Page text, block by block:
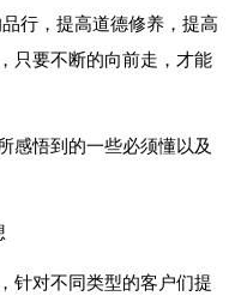
行，提高道德修养，提高
只要不断的向前走，才能
感悟到的一些必须懂以及
针对不同类型的客户们提